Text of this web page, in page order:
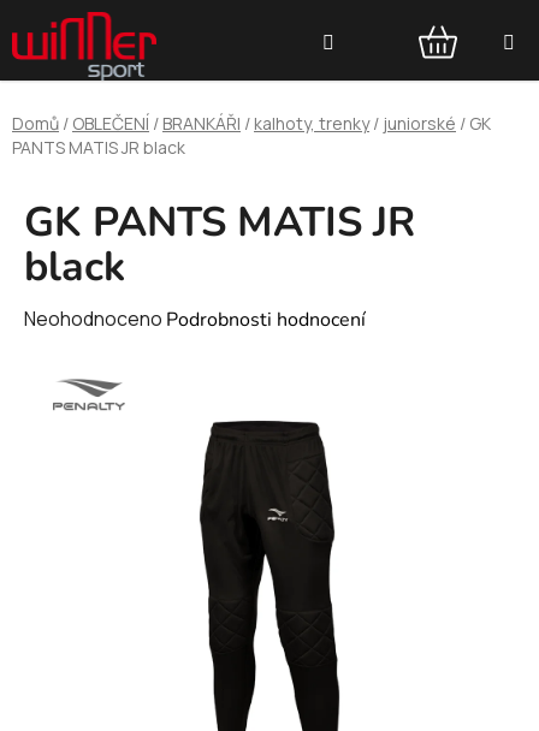
na
obsah
NÁKUPNÍ
KOŠÍK
Domů / OBLEČENÍ / BRANKÁŘI / kalhoty, trenky / juniorské / GK
PANTS MATIS JR black
GK PANTS MATIS JR
black
Průměrné
produktu
Neohodnoceno Podrobnosti hodnocení